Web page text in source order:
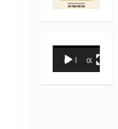
Reproductor
00:00 00:31